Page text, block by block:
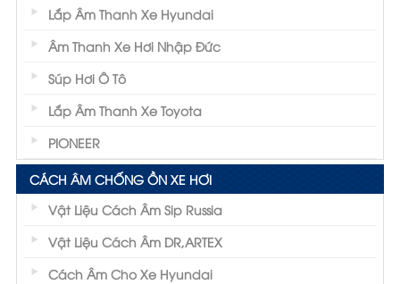
Lắp Âm Thanh Xe Hyundai
Âm Thanh Xe Hơi Nhập Đức
Súp Hơi Ô Tô
Lắp Âm Thanh Xe Toyota
PIONEER
CÁCH ÂM CHỐNG ỒN XE HƠI
Vật Liệu Cách Âm Sip Russia
Vật Liệu Cách Âm DR,ARTEX
Cách Âm Cho Xe Hyundai